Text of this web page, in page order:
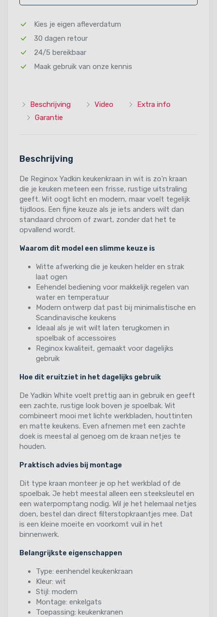
Kies je eigen afleverdatum
30 dagen retour
24/5 bereikbaar
Maak gebruik van onze kennis
Beschrijving Video
Extra info
Garantie
Beschrijving
De Reginox Yadkin keukenkraan in wit is zo'n kraan
die je keuken meteen een frisse, rustige uitstraling
geeft. Wit oogt licht en modern, maar voelt tegelijk
tijdloos. Een fijne keuze als je iets anders wilt dan
standaard chroom of zwart, zonder dat het te
opvallend wordt.
Waarom dit model een slimme keuze is
Witte afwerking die je keuken helder en strak
laat ogen
Eehendel bediening voor makkelijk regelen van
water en temperatuur
Modern ontwerp dat past bij minimalistische en
Scandinavische keukens
Ideaal als je wit wilt laten terugkomen in
spoelbak of accessoires
Reginox kwaliteit, gemaakt voor dagelijks
gebruik
Hoe dit eruitziet in het dagelijks gebruik
De Yadkin White voelt prettig aan in gebruik en geeft
een zachte, rustige look boven je spoelbak. Wit
combineert mooi met lichte werkbladen, houttinten
en matte keukens. Even afnemen met een zachte
doek is meestal al genoeg om de kraan netjes te
houden.
Praktisch advies bij montage
Dit type kraan monteer je op het werkblad of de
spoelbak. Je hebt meestal alleen een steeksleutel en
een waterpomptang nodig. Wil je het helemaal netjes
doen, bestel dan direct filterstopkraantjes mee. Dat
is een kleine moeite en voorkomt vuil in het
binnenwerk.
Belangrijkste eigenschappen
Type: eenhendel keukenkraan
Kleur: wit
Stijl: modern
Montage: enkelgats
Toepassing: keukenkranen